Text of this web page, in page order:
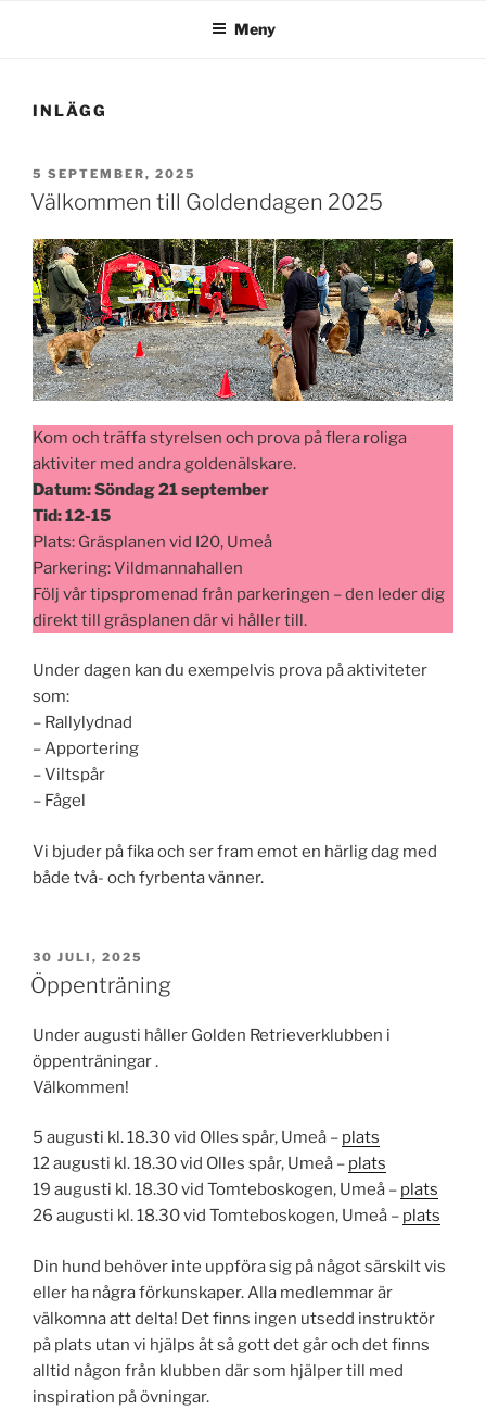
Meny
INLÄGG
PUBLICERAT
5 SEPTEMBER, 2025
Välkommen till Goldendagen 2025
Kom och träffa styrelsen och prova på flera roliga
aktiviter med andra goldenälskare.
Datum: Söndag 21 september
Tid: 12-15
Plats: Gräsplanen vid I20, Umeå
Parkering: Vildmannahallen
Följ vår tipspromenad från parkeringen – den leder dig
direkt till gräsplanen där vi håller till.
Under dagen kan du exempelvis prova på aktiviteter
som:
– Rallylydnad
– Apportering
– Viltspår
– Fågel
Vi bjuder på fika och ser fram emot en härlig dag med
både två- och fyrbenta vänner.
PUBLICERAT
30 JULI, 2025
Öppenträning
Under augusti håller Golden Retrieverklubben i
öppenträningar .
Välkommen!
5 augusti kl. 18.30 vid Olles spår, Umeå – plats
12 augusti kl. 18.30 vid Olles spår, Umeå – plats
19 augusti kl. 18.30 vid Tomteboskogen, Umeå – plats
26 augusti kl. 18.30 vid Tomteboskogen, Umeå – plats
Din hund behöver inte uppföra sig på något särskilt vis
eller ha några förkunskaper. Alla medlemmar är
välkomna att delta! Det finns ingen utsedd instruktör
på plats utan vi hjälps åt så gott det går och det finns
alltid någon från klubben där som hjälper till med
inspiration på övningar.